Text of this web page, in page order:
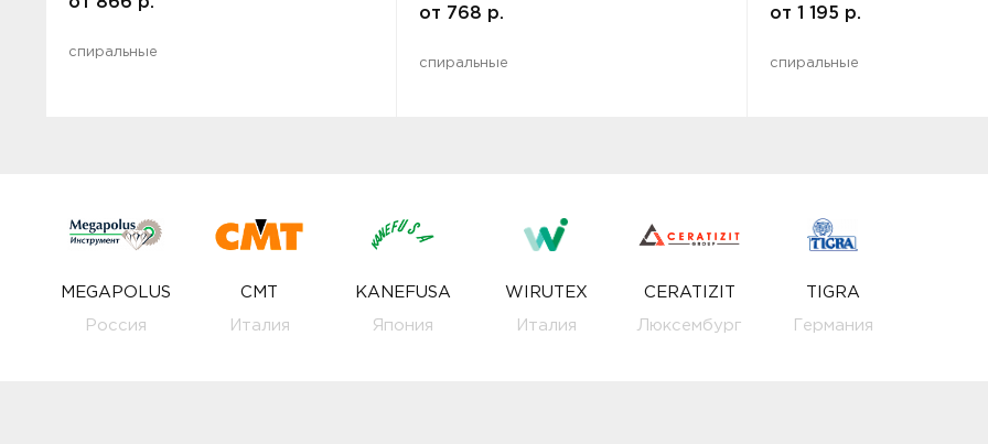
спиральные
от 768 р.
спиральные
от 1 195 р.
спиральные
MEGAPOLUS
Россия
CMT
Италия
KANEFUSA
Япония
WIRUTEX
Италия
CERATIZIT
Люксембург
TIGRA
Германия